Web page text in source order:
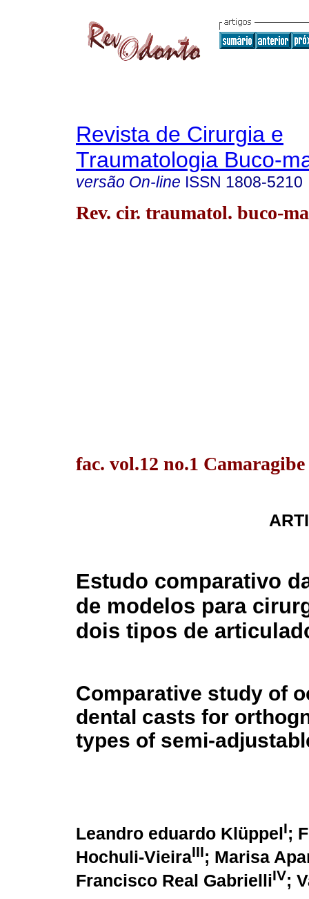
Revista de Cirurgia e
Traumatologia Buco-
versão On-line ISSN 1808-5210
Rev. cir. traumatol. buco-
fac. vol.12 no.1
Estudo comparativo
de modelos para
dois tipos de
Comparative study of
dental casts for
types of semi-
Leandro eduardo KlüppelI;
Hochuli-VieiraIII; Marisa
Francisco Real GabrielliIV;